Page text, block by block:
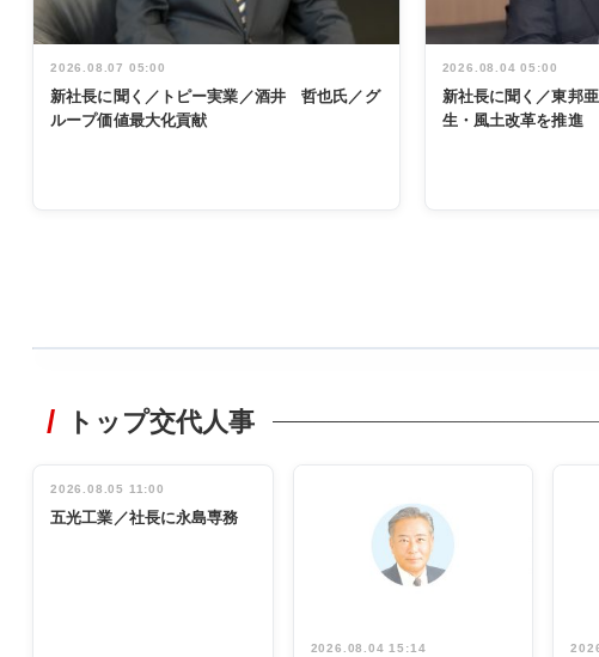
2026.08.07 05:00
新社長に聞く／トピー実業／酒井 哲也氏／グ
ループ価値最大化貢献
2026.08.04 05:00
新社長に聞く／東邦
生・風土改革を推進
非鉄業界で
管理職編
インタビュ
ー／社内ア
INTERVIEW
トップ交代人事
2026.08.05 11:00
五光工業／社長に永島専務
2026.08.04 15:14